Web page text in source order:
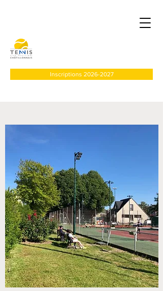
Inscriptions 2026-2027